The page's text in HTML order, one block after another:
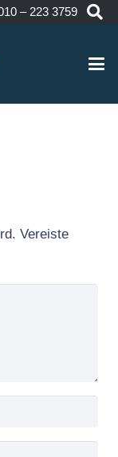
– 223 3759
Vereiste